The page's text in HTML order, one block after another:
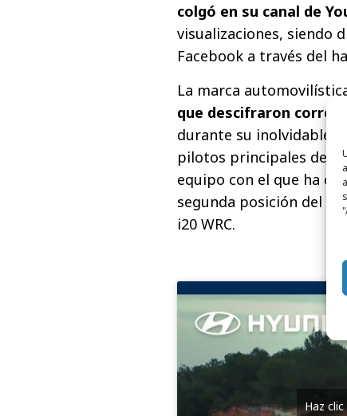
colgó en su canal de
visualizaciones, siendo
Facebook a través del
La marca
que descifraron
durante su inolvidable
pilotos principales del
equipo con el que ha
segunda posición del
i20 WRC.
Haz